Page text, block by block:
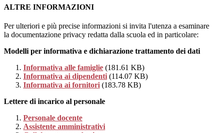
ALTRE INFORMAZIONI
Per ulteriori e più precise informazioni si invita l'utenza a esaminare
la documentazione privacy redatta dalla scuola ed in particolare:
Modelli per informativa e dichiarazione trattamento dei dati
Informativa alle famiglie (181.61 KB)
Informativa ai dipendenti (114.07 KB)
Informativa ai fornitori (183.78 KB)
Lettere di incarico al personale
Personale docente
Assistente amministrativi